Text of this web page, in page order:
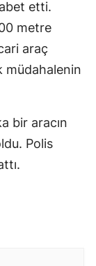
etti.
metre
araç
müdahalenin
bir aracın
Polis